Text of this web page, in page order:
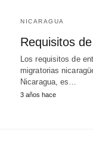
NICARAGUA
Requisitos
Los requisitos de
migratorias
Nicaragua, es…
3 años hace